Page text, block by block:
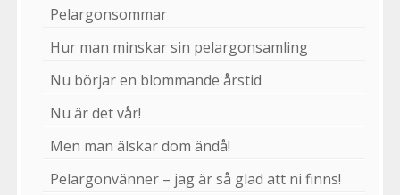
Pelargonsommar
Hur man minskar sin pelargonsamling
Nu börjar en blommande årstid
Nu är det vår!
Men man älskar dom ändå!
Pelargonvänner – jag är så glad att ni finns!